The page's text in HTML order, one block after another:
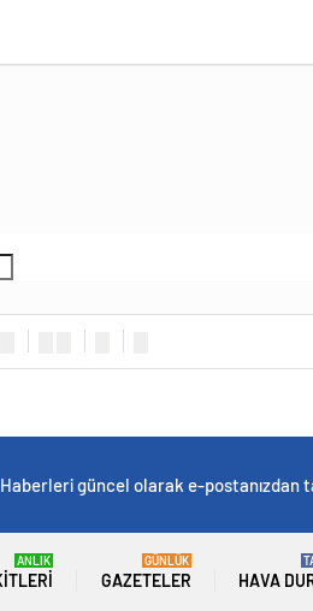
Haberleri güncel olarak e-postanızdan
ANLIK
GAZETELER
GÜNLÜK
HAVA